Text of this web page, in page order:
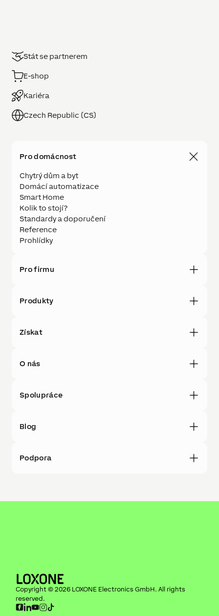
Stát se partnerem
E-shop
Kariéra
Czech Republic (CS)
Pro domácnost
Chytrý dům a byt
Domácí automatizace
Smart Home
Kolik to stojí?
Standardy a doporučení
Reference
Prohlídky
Pro firmu
Produkty
Získat
O nás
Spolupráce
Blog
Podpora
Copyright © 2026 LOXONE Electronics GmbH. All rights
reserved.